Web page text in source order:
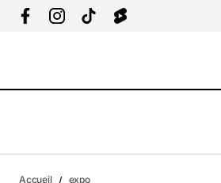
Accueil expo